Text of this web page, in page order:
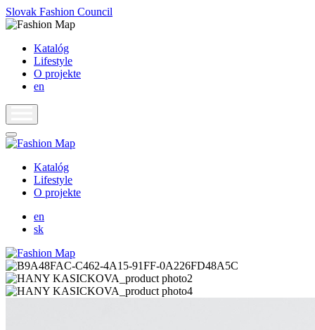
Slovak Fashion Council
Katalóg
Lifestyle
O projekte
en
Katalóg
Lifestyle
O projekte
en
sk